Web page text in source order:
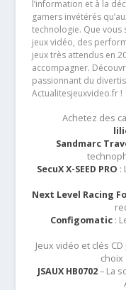
l’information et à la
gamers invétérés
technologie. Que vous
jeux vidéo, des
jeux très attendus en
accompagner.
passionnant du
Actualitesjeuxvideo.fr !
Achetez des
Sandmarc
SecuX X-SEED PRO :
Next Level Racing
Configomatic:
Jeux vidéo et clés
choix
JSAUX HB0702– La